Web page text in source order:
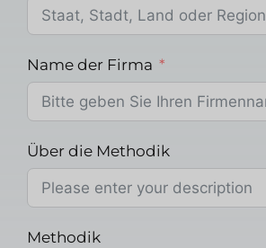
Name der Firma
Über die Methodik
Methodik